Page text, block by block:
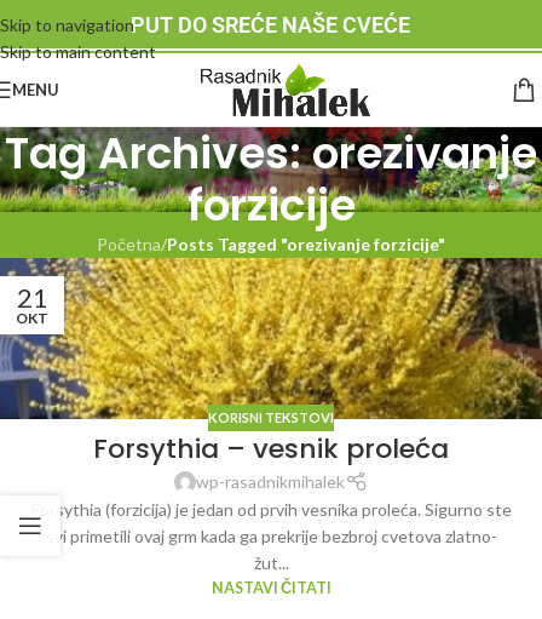
Skip to navigation
Skip to main content
PUT DO SREĆE NAŠE CVEĆE
MENU
Tag Archives: orezivanje
forzicije
Početna/Posts Tagged "orezivanje forzicije"
21
OKT
KORISNI TEKSTOVI
Forsythia – vesnik proleća
wp-rasadnikmihalek
Forsythia (forzicija) je jedan od prvih vesnika proleća. Sigurno ste
svi primetili ovaj grm kada ga prekrije bezbroj cvetova zlatno-
žut...
NASTAVI ČITATI